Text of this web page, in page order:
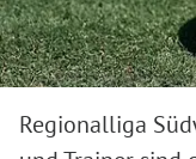
Regionalliga